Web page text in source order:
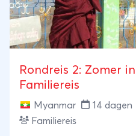
Rondreis 2: Zomer
Familiereis
Myanmar 14 dagen
Familiereis